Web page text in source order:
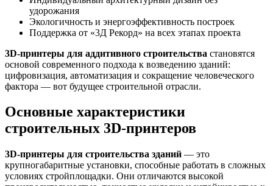
удорожания
Экологичность и энергоэффективность построек
Поддержка от «3Д Рекорд» на всех этапах проекта
3D-принтеры для аддитивного строительства становятся
основой современного подхода к возведению зданий:
цифровизация, автоматизация и сокращение человеческого
фактора — вот будущее строительной отрасли.
Основные характеристики
строительных 3D-принтеров
3D-принтеры для строительства зданий — это
крупногабаритные установки, способные работать в сложных
условиях стройплощадки. Они отличаются высокой